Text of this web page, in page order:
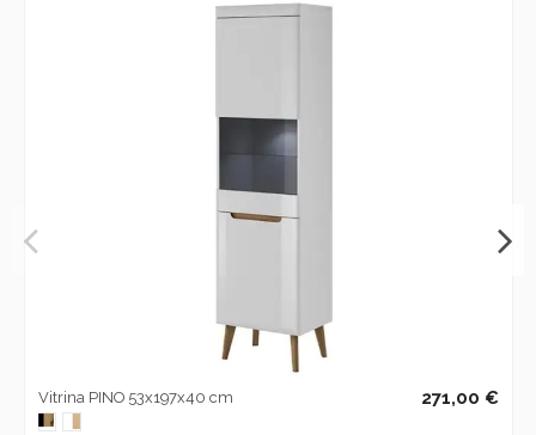
Vitrina PINO 53x197x40 cm 271,00 €